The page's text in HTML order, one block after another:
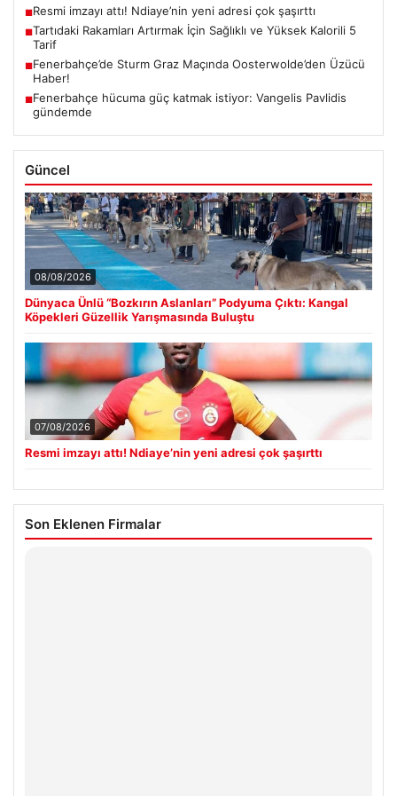
■Resmi imzayı attı! Ndiaye’nin yeni adresi çok şaşırttı
■Tartıdaki Rakamları Artırmak İçin Sağlıklı ve Yüksek Kalorili 5
Tarif
■Fenerbahçe’de Sturm Graz Maçında Oosterwolde’den Üzücü
Haber!
■Fenerbahçe hücuma güç katmak istiyor: Vangelis Pavlidis
gündemde
Güncel
08/08/2026
Dünyaca Ünlü “Bozkırın Aslanları” Podyuma Çıktı: Kangal
Köpekleri Güzellik Yarışmasında Buluştu
07/08/2026
Resmi imzayı attı! Ndiaye’nin yeni adresi çok şaşırttı
Son Eklenen Firmalar